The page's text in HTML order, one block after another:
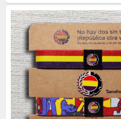
fascismo
(2677)
tardofranquismo
(2320)
Actualidad
(2319)
monarquía
(2253)
borbones
(2176)
Cultura
(2163)